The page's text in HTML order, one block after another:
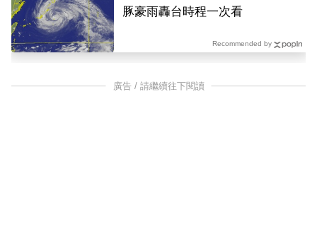
豚豪雨轟台時程一次看
Recommended by
廣告 / 請繼續往下閱讀